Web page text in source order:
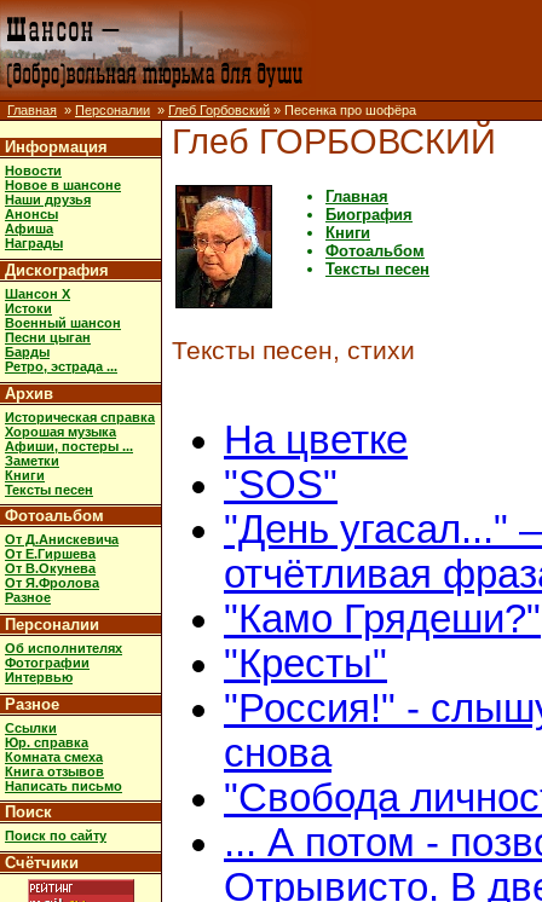
Главная » Персоналии » Глеб Горбовский » Песенка про шофёра
Информация
Новости
Новое в шансоне
Наши друзья
Анонсы
Афиша
Награды
Дискография
Шансон X
Истоки
Военный шансон
Песни цыган
Барды
Ретро, эстрада ...
Архив
Историческая справка
Хорошая музыка
Афиши, постеры ...
Заметки
Книги
Тексты песен
Фотоальбом
От Д.Анискевича
От Е.Гиршева
От В.Окунева
От Я.Фролова
Разное
Персоналии
Об исполнителях
Фотографии
Интервью
Разное
Ссылки
Юр. справка
Комната смеха
Книга отзывов
Написать письмо
Поиск
Поиск по сайту
Счётчики
Глеб ГОРБОВСКИЙ
Главная
Биография
Книги
Фотоальбом
Тексты песен
Тексты песен, стихи
На цветке
"SOS"
"День угасал..."
отчётливая
"Камо Грядеши?"
"Кресты"
"Россия!" -
снова
"Свобода
... А потом -
Отрывисто. В